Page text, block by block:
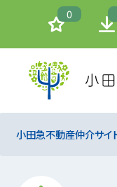
0
小田急不動産仲介サイ